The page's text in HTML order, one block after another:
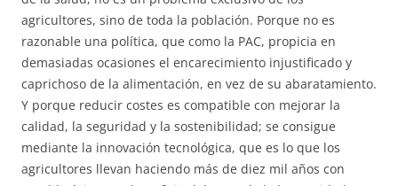
agricultores, sino de toda la población. Porque no es
razonable una política, que como la PAC, propicia en
demasiadas ocasiones el encarecimiento injustificado y
caprichoso de la alimentación, en vez de su abaratamiento.
Y porque reducir costes es compatible con mejorar la
calidad, la seguridad y la sostenibilidad; se consigue
mediante la innovación tecnológica, que es lo que los
agricultores llevan haciendo más de diez mil años con